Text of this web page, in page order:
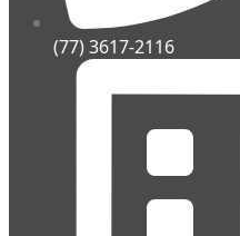
(77) 3617-2116